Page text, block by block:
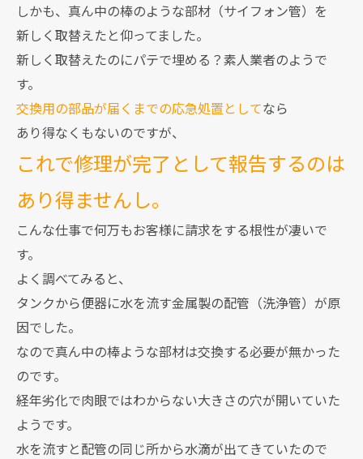
しかも、真ん中の棒のような部材（サイフォン管）を
新しく取替えたと仰ってました。
新しく取替えたのにパテで埋める？素人業者のようで
す。
交換用の部品が届くまでの応急処置としてなら
あり得なくもないのですが、
これで修理が完了として報告するのは
あり得ませんし。
こんな仕事で何万もお客様に請求をする根性が凄いで
す。
よく調べてみると、
タンクから便器に水を流す金属製の配管（洗浄管）が原
因でした。
なので真ん中の棒ような部材は交換する必要が無かった
のです。
経年劣化で肉眼ではわからない大きさの穴が開いていた
ようです。
水を流すと配管の同じ所から水滴が出てきていたので